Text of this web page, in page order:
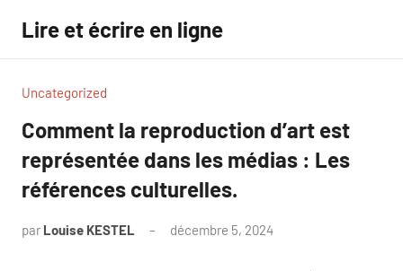
contenu
Lire et écrire en ligne
Uncategorized
Comment la reproduction d’art est
représentée dans les médias : Les
références culturelles.
par Louise KESTEL décembre 5, 2024